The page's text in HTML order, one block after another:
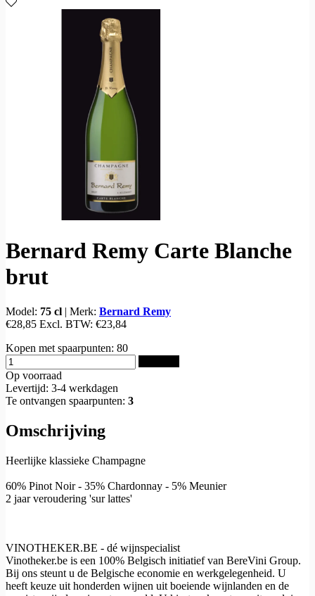
Bernard Remy Carte Blanche
brut
Model: 75 cl | Merk: Bernard Remy
€28,85 Excl. BTW: €23,84
Kopen met spaarpunten: 80
Op voorraad
Levertijd: 3-4 werkdagen
Te ontvangen spaarpunten: 3
Omschrijving
Heerlijke klassieke Champagne
60% Pinot Noir - 35% Chardonnay - 5% Meunier
2 jaar veroudering 'sur lattes'
VINOTHEKER.BE - dé wijnspecialist
Vinotheker.be is een 100% Belgisch initiatief van BereVini Group.
Bij ons steunt u de Belgische economie en werkgelegenheid. U
heeft keuze uit honderden wijnen uit boeiende wijnlanden en de